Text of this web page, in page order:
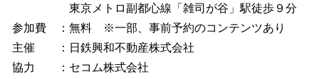
東京メトロ副都心線「雑司が谷」駅徒歩９分
参加費 ：無料 ※一部、事前予約のコンテンツあり
主催 ：日鉄興和不動産株式会社
協力 ：セコム株式会社